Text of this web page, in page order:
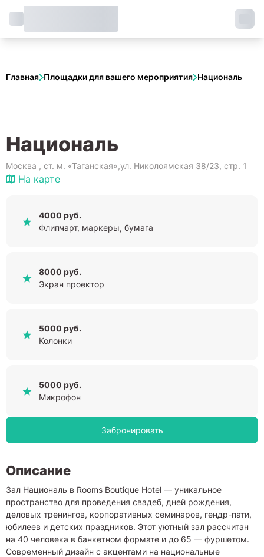
Главная Площадки для вашего мероприятия Националь
Националь
Москва , cт. м. «Таганская»,ул. Николоямская 38/23, стр. 1
На карте
4000 руб.
Флипчарт, маркеры, бумага
8000 руб.
Экран проектор
5000 руб.
Колонки
5000 руб.
Микрофон
Забронировать
Описание
Зал Националь в Rooms Boutique Hotel — уникальное
пространство для проведения свадеб, дней рождения,
деловых тренингов, корпоративных семинаров, гендр-пати,
юбилеев и детских праздников. Этот уютный зал рассчитан
на 40 человека в банкетном формате и до 65 — фуршетом.
Современный дизайн с акцентами на национальные